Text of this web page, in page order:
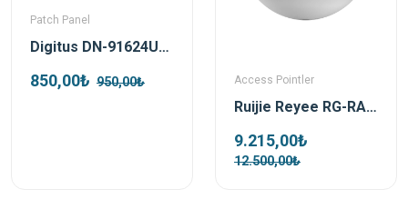
Patch Panel
Digitus DN-91624U-CR 1u-24-Port Cat6 E Unshielded Black Patch Panel
850,00₺ 950,00₺ Access Pointler
Ruijie Reyee RG-RAP6262(G) 1800 Mbps Dış Ortam Access Point
9.215,00₺
12.500,00₺